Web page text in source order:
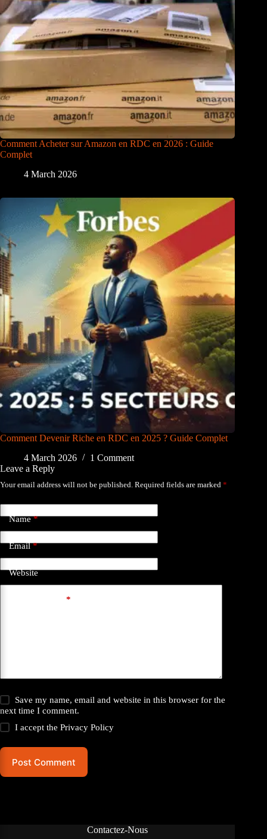
Comment Acheter sur Amazon en RDC en 2026 : Guide
Complet
4 March 2026
Comment Devenir Riche en RDC en 2025 ? Guide Complet
4 March 2026
1 Comment
Leave a Reply
Your email address will not be published. Required fields are marked *
Name*
Email*
Website
*
Save my name, email and website in this browser for the
next time I comment.
I accept thePrivacy Policy
Post Comment
Contactez-Nous